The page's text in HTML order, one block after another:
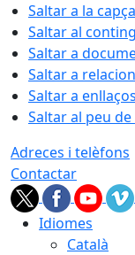
Saltar a la
Saltar al
Saltar a
Saltar a
Saltar a enllaços
Saltar al peu
Adreces i telèfons
Contactar
Idiomes
Català